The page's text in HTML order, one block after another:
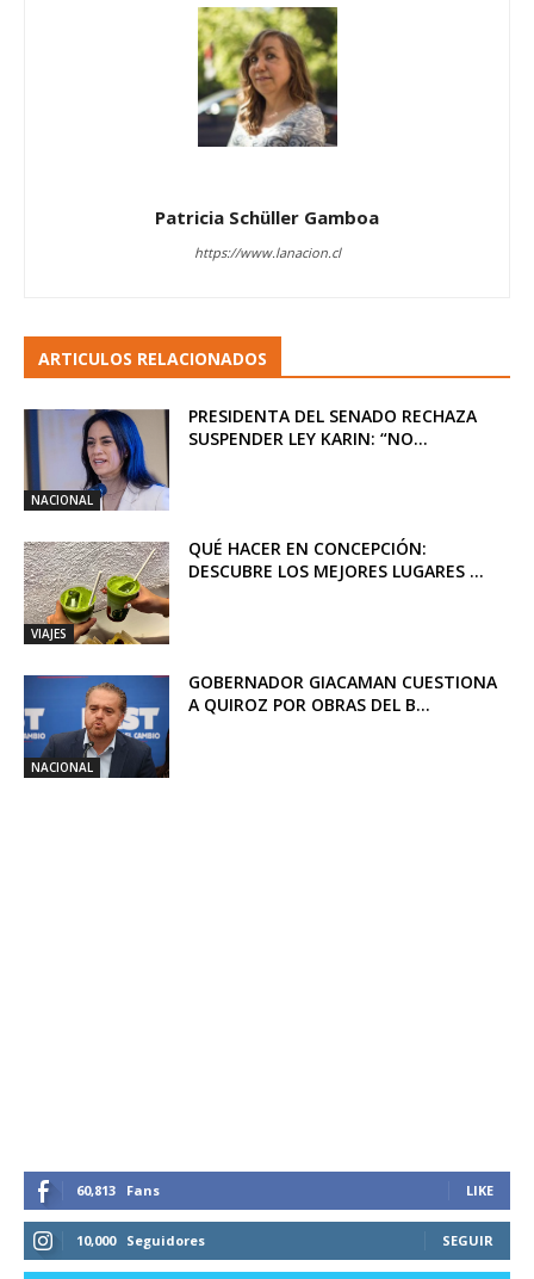
Patricia Schüller Gamboa
https://www.lanacion.cl
ARTICULOS RELACIONADOS
NACIONAL
PRESIDENTA DEL SENADO RECHAZA
SUSPENDER LEY KARIN: “NO...
VIAJES
QUÉ HACER EN CONCEPCIÓN:
DESCUBRE LOS MEJORES LUGARES ...
NACIONAL
GOBERNADOR GIACAMAN CUESTIONA
A QUIROZ POR OBRAS DEL B...
60,813 Fans LIKE
10,000 Seguidores SEGUIR